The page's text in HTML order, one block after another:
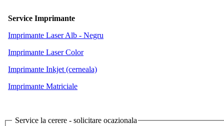
Service Imprimante
Imprimante Laser Alb - Negru
Imprimante Laser Color
Imprimante Inkjet (cerneala)
Imprimante Matriciale
Service la cerere - solicitare ocazionala